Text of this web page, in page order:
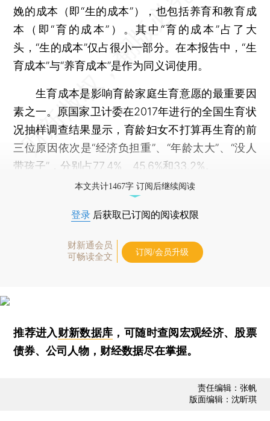
娩的成本（即“生的成本”），也包括养育和教育成
本（即“育的成本”）。其中“育的成本”占了大
头，“生的成本”仅占很小一部分。在本报告中，“生
育成本”与“养育成本”是作为同义词使用。
生育成本是影响育龄家庭生育意愿的最重要因
素之一。原国家卫计委在2017年进行的全国生育状
况抽样调查结果显示，育龄妇女不打算再生育的前
三位原因依次是“经济负担重”、“年龄太大”、“没人
带孩子”，分别占77.4%、45.6%和33.2%。
本文共计1467字 订阅后继续阅读
登录 后获取已订阅的阅读权限
财新通会员
可畅读全文
订阅/会员升级
推荐进入财新数据库 ，可随时查阅宏观经济、股票
债券、公司人物，财经数据尽在掌握。
责任编辑：张帆
版面编辑：沈昕琪